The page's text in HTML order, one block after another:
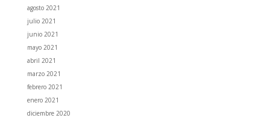
agosto 2021
julio 2021
junio 2021
mayo 2021
abril 2021
marzo 2021
febrero 2021
enero 2021
diciembre 2020